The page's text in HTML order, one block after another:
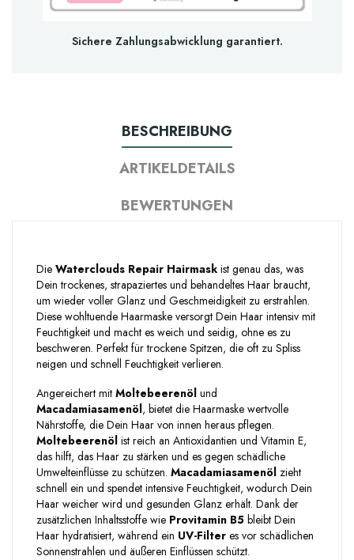
Sichere Zahlungsabwicklung garantiert.
BESCHREIBUNG
ARTIKELDETAILS
BEWERTUNGEN
Die Waterclouds Repair Hairmask ist genau das, was
Dein trockenes, strapaziertes und behandeltes Haar braucht,
um wieder voller Glanz und Geschmeidigkeit zu erstrahlen.
Diese wohltuende Haarmaske versorgt Dein Haar intensiv mit
Feuchtigkeit und macht es weich und seidig, ohne es zu
beschweren. Perfekt für trockene Spitzen, die oft zu Spliss
neigen und schnell Feuchtigkeit verlieren.
Angereichert mit Moltebeerenöl und
Macadamiasamenöl, bietet die Haarmaske wertvolle
Nährstoffe, die Dein Haar von innen heraus pflegen.
Moltebeerenöl ist reich an Antioxidantien und Vitamin E,
das hilft, das Haar zu stärken und es gegen schädliche
Umwelteinflüsse zu schützen. Macadamiasamenöl zieht
schnell ein und spendet intensive Feuchtigkeit, wodurch Dein
Haar weicher wird und gesunden Glanz erhält. Dank der
zusätzlichen Inhaltsstoffe wie Provitamin B5 bleibt Dein
Haar hydratisiert, während ein UV-Filter es vor schädlichen
Sonnenstrahlen und äußeren Einflüssen schützt.